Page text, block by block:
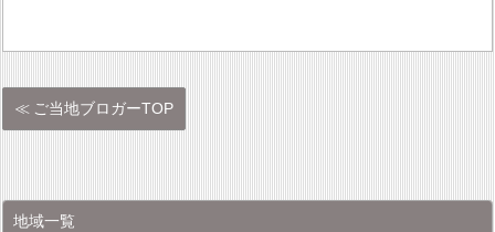
ご当地ブロガーTOP
地域一覧